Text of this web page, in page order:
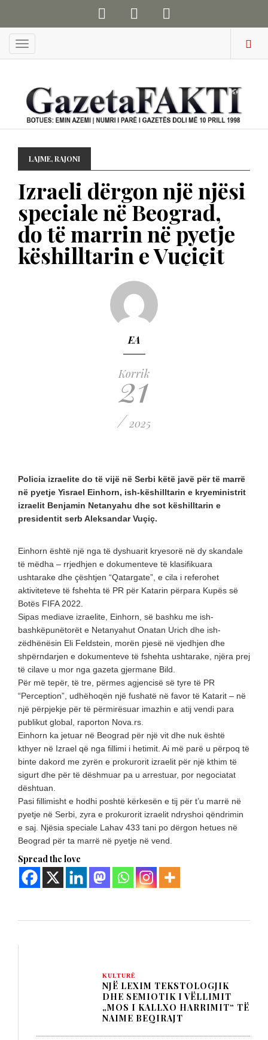
Menu
LAJME,RAJONI
Izraeli dërgon një njësi
speciale në Beograd,
do të marrin në pyetje
këshilltarin e Vuçiçit
EA
Korrik
21
/ 2025
Policia izraelite do të vijë në Serbi këtë javë për të marrë
në pyetje Yisrael Einhorn, ish-këshilltarin e kryeministrit
izraelit Benjamin Netanyahu dhe sot këshilltarin e
presidentit serb Aleksandar Vuçiç.
Einhorn është një nga të dyshuarit kryesorë në dy skandale
të mëdha – rrjedhjen e dokumenteve të klasifikuara
ushtarake dhe çështjen “Qatargate”, e cila i referohet
aktiviteteve të fshehta të PR për Katarin përpara Kupës së
Botës FIFA 2022.
Sipas mediave izraelite, Einhorn, së bashku me ish-
bashkëpunëtorët e Netanyahut Onatan Urich dhe ish-
zëdhënësin Eli Feldstein, morën pjesë në vjedhjen dhe
shpërndarjen e dokumenteve të fshehta ushtarake, njëra prej
të cilave u mor nga gazeta gjermane Bild.
Për më tepër, të tre, përmes agjencisë së tyre të PR
“Perception”, udhëhoqën një fushatë në favor të Katarit – në
një përpjekje për të përmirësuar imazhin e atij vendi para
publikut global, raporton Nova.rs.
Einhorn ka jetuar në Beograd për një vit dhe nuk është
kthyer në Izrael që nga fillimi i hetimit. Ai më parë u përpoq të
binte dakord me zyrën e prokurorit izraelit për një kthim të
sigurt dhe për të dëshmuar pa u arrestuar, por negociatat
dështuan.
Pasi fillimisht e hodhi poshtë kërkesën e tij për t’u marrë në
pyetje në Serbi, zyra e prokurorit izraelit ndryshoi qëndrimin
e saj. Njësia speciale Lahav 433 tani po dërgon hetues në
Beograd për ta marrë në pyetje në vend.
Spread the love
KULTURË
NJË LEXIM TEKSTOLOGJIK
DHE SEMIOTIK I VËLLIMIT
„MOS I KALLXO HARRIMIT“ TË
NAIME BEQIRAJT